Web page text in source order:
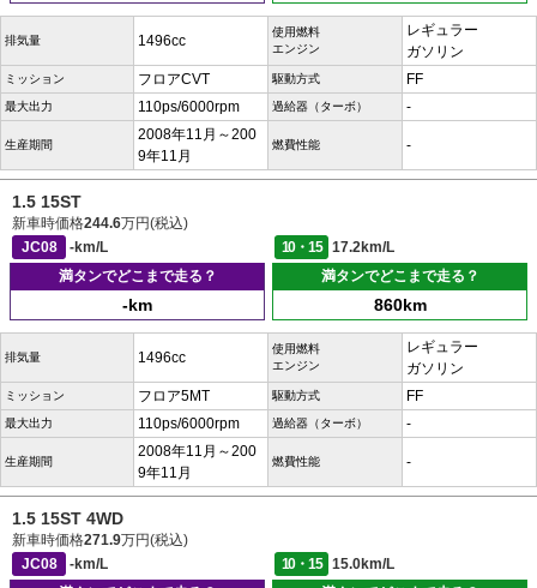
排気量 1496cc
使用燃料
エンジン
レギュラー
ガソリン
ミッション フロアCVT 駆動方式 FF
最大出力 110ps/6000rpm 過給器（ターボ） -
生産期間
2008年11月～200
9年11月
燃費性能 -
1.5 15ST
新車時価格244.6万円(税込)
JC08
-km/L 10・15
17.2km/L
満タンでどこまで走る？
-km
満タンでどこまで走る？
860km
排気量 1496cc
使用燃料
エンジン
レギュラー
ガソリン
ミッション フロア5MT 駆動方式 FF
最大出力 110ps/6000rpm 過給器（ターボ） -
生産期間
2008年11月～200
9年11月
燃費性能 -
1.5 15ST 4WD
新車時価格271.9万円(税込)
JC08
-km/L 10・15
15.0km/L